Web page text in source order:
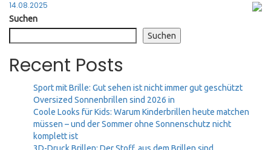
Posted
on
14.08.2025
Suchen
Suchen
Recent Posts
Sport mit Brille: Gut sehen ist nicht immer gut geschützt
Oversized Sonnenbrillen sind 2026 in
Coole Looks für Kids: Warum Kinderbrillen heute matchen
müssen – und der Sommer ohne Sonnenschutz nicht
komplett ist